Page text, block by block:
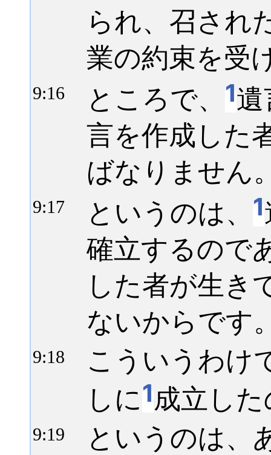
られ、召され
業の約束を受
9:16 ところで、 1
言を作成した
ばなりません
9:17 というのは、 1
確立するので
した者が生き
ないからです
9:18
こういうわけ
しに1成立し
9:19
というのは、